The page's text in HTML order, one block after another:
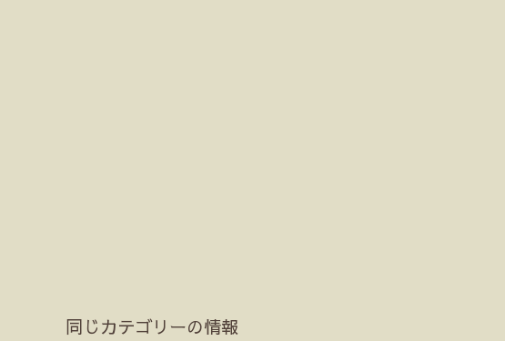
同じカテゴリーの情報